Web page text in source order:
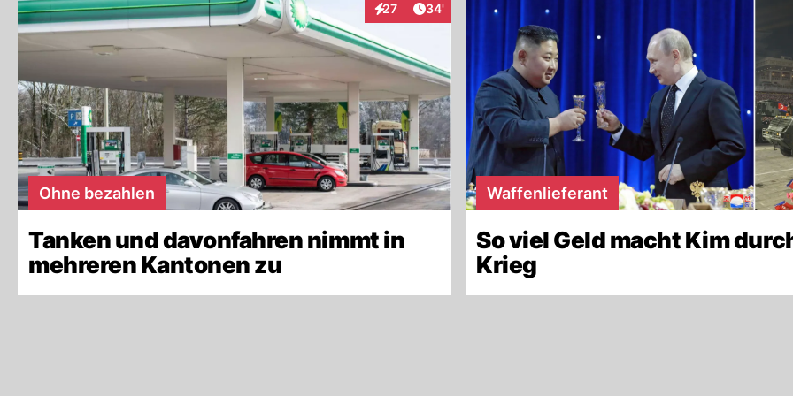
27
InteraktionenArtikel veröffentlicht:
34'
Ohne bezahlen
Tanken und davonfahren nimmt in
mehreren Kantonen zu
Waffenlieferant
So viel Geld macht Kim
Krieg